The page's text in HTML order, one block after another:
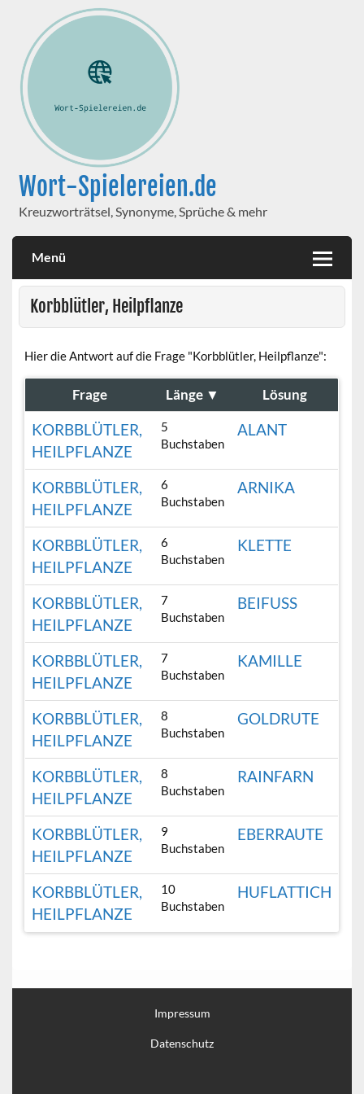
Wort-Spielereien.de
Kreuzworträtsel, Synonyme, Sprüche & mehr
Menü
Korbblütler, Heilpflanze
Hier die Antwort auf die Frage "Korbblütler, Heilpflanze":
Frage Länge ▼ Lösung
KORBBLÜTLER,
HEILPFLANZE
5
Buchstaben
ALANT
KORBBLÜTLER,
HEILPFLANZE
6
Buchstaben
ARNIKA
KORBBLÜTLER,
HEILPFLANZE
6
Buchstaben
KLETTE
KORBBLÜTLER,
HEILPFLANZE
7
Buchstaben
BEIFUSS
KORBBLÜTLER,
HEILPFLANZE
7
Buchstaben
KAMILLE
KORBBLÜTLER,
HEILPFLANZE
8
Buchstaben
GOLDRUTE
KORBBLÜTLER,
HEILPFLANZE
8
Buchstaben
RAINFARN
KORBBLÜTLER,
HEILPFLANZE
9
Buchstaben
EBERRAUTE
KORBBLÜTLER,
HEILPFLANZE
10
Buchstaben
HUFLATTICH
Impressum
Datenschutz